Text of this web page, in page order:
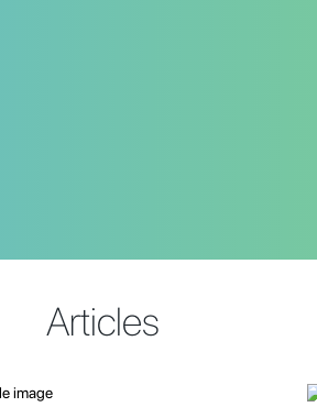
Articles